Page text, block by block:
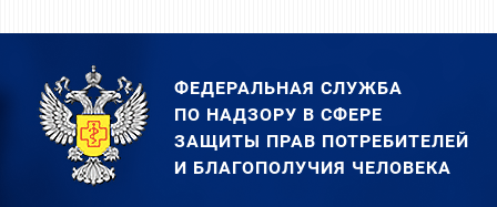
ФЕДЕРАЛЬНАЯ СЛУЖБА
ПО НАДЗОРУ В СФЕРЕ
ЗАЩИТЫ ПРАВ ПОТРЕБИТЕЛЕЙ
И БЛАГОПОЛУЧИЯ ЧЕЛОВЕКА